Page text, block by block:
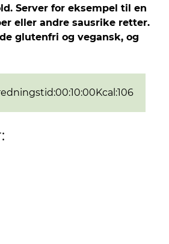
Server for eksempel til en
eller andre sausrike retter.
glutenfri og vegansk, og
:00:10:00Kcal :106